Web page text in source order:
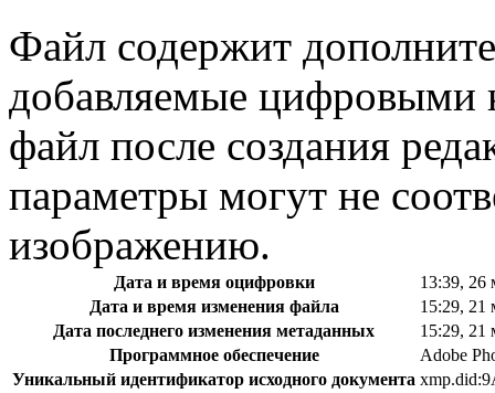
Файл содержит
добавляемые цифровыми
файл после создания
параметры могут не
изображению.
Дата и время оцифровки
13:39, 26
Дата и время изменения файла
15:29, 21
Дата последнего изменения метаданных
15:29, 21
Программное обеспечение
Adobe
Уникальный идентификатор исходного документа